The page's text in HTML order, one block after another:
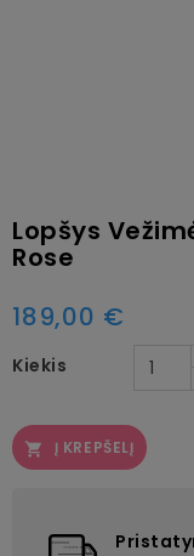
Lopšys
Rose
189,00 €
Kiekis
 Į KREPŠELĮ